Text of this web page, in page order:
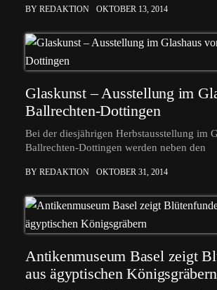
BY REDAKTION OKTOBER 13, 2014
Glaskunst – Ausstellung im
Ballrechten-Dottingen
Bei der diesjährigen Herbstausstellung im
Ballrechten-Dottingen werden neben den
BY REDAKTION OKTOBER 31, 2014
Antikenmuseum Basel zeigt
aus ägyptischen Königsgräbern